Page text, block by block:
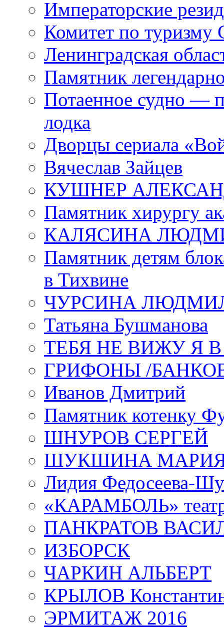
Императорские
Комитет по туризму
Ленинградская
Памятник
Потаенное судно —
лодка
Дворцы сериала
Вячеслав Зайцев
КУШНЕР
Памятник хирургу
КАЛЯСИНА
Памятник детям
в Тихвине
ЧУРСИНА
Татьяна Бушманова
ТЕБЯ НЕ ВИЖУ Я
ГРИФОНЫ /
Иванов Дмитрий
Памятник котенку
ШНУРОВ СЕРГЕЙ
ШУКШИНА
Лидия Федосеева-
«КАРАМБОЛЬ»
ПАНКРАТОВ
ИЗБОРСК
ЧАРКИН АЛЬБЕРТ
КРЫЛОВ
ЭРМИТАЖ 2016